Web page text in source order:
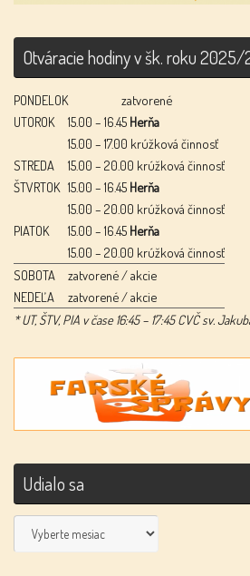
Otváracie hodiny v šk. roku 2025/
PONDELOK
zatvorené
UTOROK
15.00 – 16.45 Herňa
15.00 – 17.00 krúžková činnosť
STREDA
15.00 – 20.00 krúžková činnosť
ŠTVRTOK 15.00 – 16.45 Herňa
15.00 – 20.00 krúžková činnosť
PIATOK
15.00 – 16.45 Herňa
15.00 – 20.00 krúžková činnosť
SOBOTA
zatvorené / akcie
NEDEĽA
zatvorené / akcie
* UT, ŠTV, PIA v čase 16:45 – 17:45 CVČ sv.
Udialo sa